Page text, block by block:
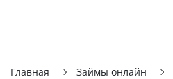
Главная Займы онлайн